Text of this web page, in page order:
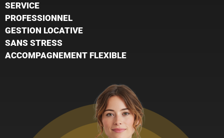
SERVICE
PROFESSIONNEL
GESTION LOCATIVE
SANS STRESS
ACCOMPAGNEMENT FLEXIBLE